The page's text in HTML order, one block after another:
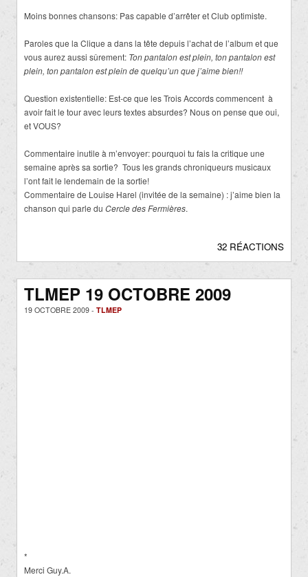
Moins bonnes chansons: Pas capable d’arrêter et Club optimiste.
Paroles que la Clique a dans la tête depuis l’achat de l’album et que
vous aurez aussi sûrement: Ton pantalon est plein, ton pantalon est
plein, ton pantalon est plein de quelqu’un que j’aime bien!!
Question existentielle: Est-ce que les Trois Accords commencent à
avoir fait le tour avec leurs textes absurdes? Nous on pense que oui,
et VOUS?
Commentaire inutile à m’envoyer: pourquoi tu fais la critique une
semaine après sa sortie? Tous les grands chroniqueurs musicaux
l’ont fait le lendemain de la sortie!
Commentaire de Louise Harel (invitée de la semaine) : j’aime bien la
chanson qui parle du Cercle des Fermières.
32 RÉACTIONS
TLMEP 19 OCTOBRE 2009
19 OCTOBRE 2009 - TLMEP
*
Merci Guy.A.